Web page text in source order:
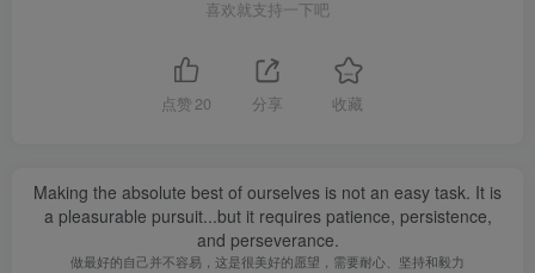
喜欢就支持一下吧
点赞 20 分享 收藏
Making the absolute best of ourselves is not an easy task. It is
a pleasurable pursuit...but it requires patience, persistence,
and perseverance.
做最好的自己并不容易，这是很美好的愿望，需要耐心、坚持和毅力